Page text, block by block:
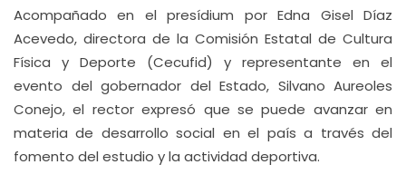
Acompañado en el presídium por Edna Gisel Díaz
Acevedo, directora de la Comisión Estatal de Cultura
Física y Deporte (Cecufid) y representante en el
evento del gobernador del Estado, Silvano Aureoles
Conejo, el rector expresó que se puede avanzar en
materia de desarrollo social en el país a través del
fomento del estudio y la actividad deportiva.